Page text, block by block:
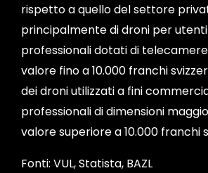
rispetto a quello del settore
principalmente di droni per
professionali dotati di
valore fino a 10.000 franchi
dei droni utilizzati a fini
professionali di dimensioni
valore superiore a 10.000 franchi
Fonti: VUL, Statista, BAZL